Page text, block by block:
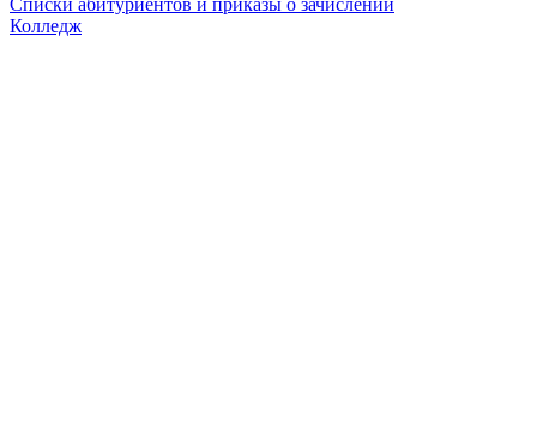
Списки абитуриентов и приказы о зачислении
Колледж